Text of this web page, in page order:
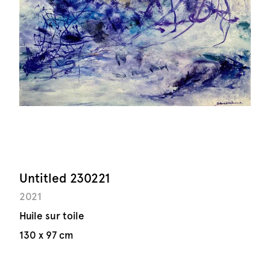
Untitled 230221
2021
Huile sur toile
130 x 97 cm